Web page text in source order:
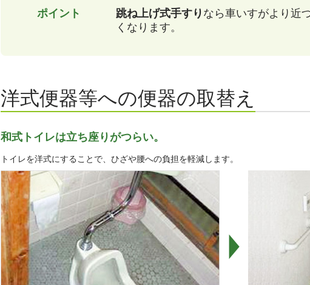
ポイント 跳ね上げ式手すり なら車いすがより近
くなります。
洋式便器等への便器の取替え
和式トイレは立ち座りがつらい。
トイレを洋式にすることで、ひざや腰への負担を軽減します。